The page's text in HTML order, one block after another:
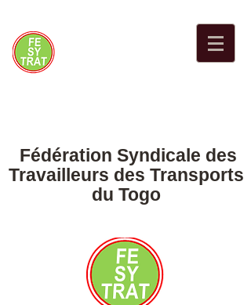
Fédération Syndicale des
Travailleurs des Transports
du Togo